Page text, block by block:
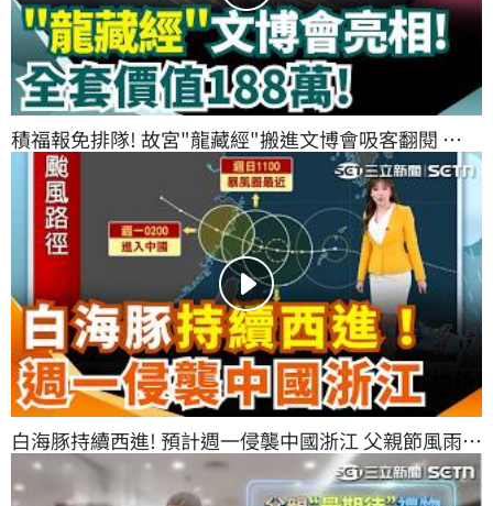
積福報免排隊! 故宮"龍藏經"搬進文博會吸客翻閱
"188萬元111冊"吸企業購買｜三立新聞網 SETN.com
白海豚持續西進! 預計週一侵襲中國浙江 父親節風雨最
劇烈! 中部以北雨勢明顯 南台局部雨｜三立新聞網
SETN.com